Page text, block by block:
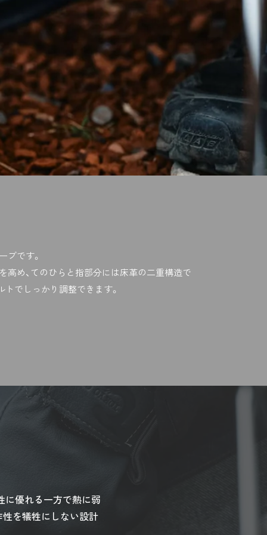
ブです。
め、てのひらと指部分には床革の二重構造で
でしっかり調整できます。
に優れる一方で熱に弱
を犠牲にしない設計